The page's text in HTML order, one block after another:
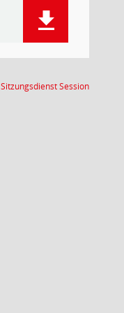
SitzungsdienstSession(Wird in